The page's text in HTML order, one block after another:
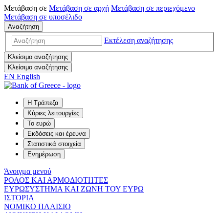
Μετάβαση σε Μετάβαση σε αρχή Μετάβαση σε περιεχόμενο
Μετάβαση σε υποσέλιδο
Αναζήτηση
Εκτέλεση αναζήτησης
Κλείσιμο αναζήτησης
Κλείσιμο αναζήτησης
EN English
Η Τράπεζα
Κύριες λειτουργίες
Το ευρώ
Εκδόσεις και έρευνα
Στατιστικά στοιχεία
Ενημέρωση
Άνοιγμα μενού
ΡΟΛΟΣ ΚΑΙ ΑΡΜΟΔΙΟΤΗΤΕΣ
ΕΥΡΩΣΥΣΤΗΜΑ ΚΑΙ ΖΩΝΗ ΤΟΥ ΕΥΡΩ
ΙΣΤΟΡΙΑ
ΝΟΜΙΚΟ ΠΛΑΙΣΙΟ